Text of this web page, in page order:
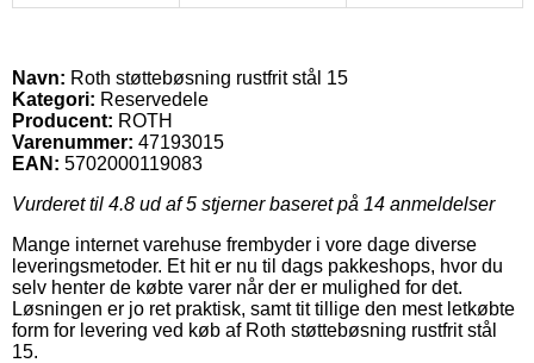
Navn: Roth støttebøsning rustfrit stål 15
Kategori: Reservedele
Producent: ROTH
Varenummer: 47193015
EAN: 5702000119083
Vurderet til 4.8 ud af 5 stjerner baseret på 14 anmeldelser
Mange internet varehuse frembyder i vore dage diverse
leveringsmetoder. Et hit er nu til dags pakkeshops, hvor du
selv henter de købte varer når der er mulighed for det.
Løsningen er jo ret praktisk, samt tit tillige den mest letkøbte
form for levering ved køb af Roth støttebøsning rustfrit stål
15.